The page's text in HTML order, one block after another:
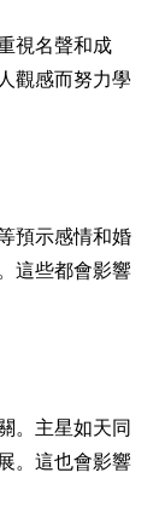
視名聲和成
觀感而努力學
預示感情和婚
這些都會影響
。主星如天同
。這也會影響